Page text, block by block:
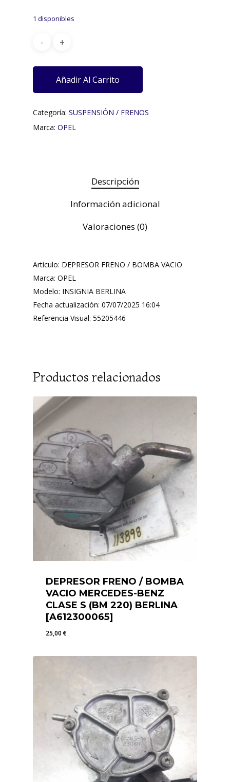
1 disponibles
Añadir Al Carrito
Categoría: SUSPENSIÓN / FRENOS
Marca: OPEL
Descripción
Información adicional
Valoraciones (0)
Artículo: DEPRESOR FRENO / BOMBA VACIO
Marca: OPEL
Modelo: INSIGNIA BERLINA
Fecha actualización: 07/07/2025 16:04
Referencia Visual: 55205446
Productos relacionados
DEPRESOR FRENO / BOMBA
VACIO MERCEDES-BENZ
CLASE S (BM 220) BERLINA
[A612300065]
25,00€